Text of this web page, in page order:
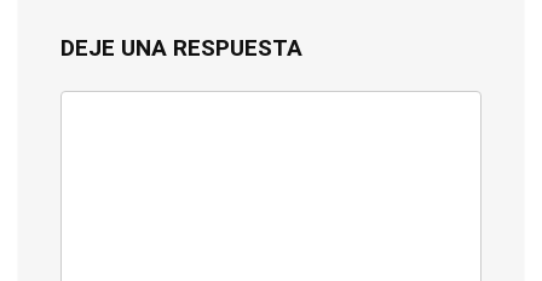
DEJE UNA RESPUESTA